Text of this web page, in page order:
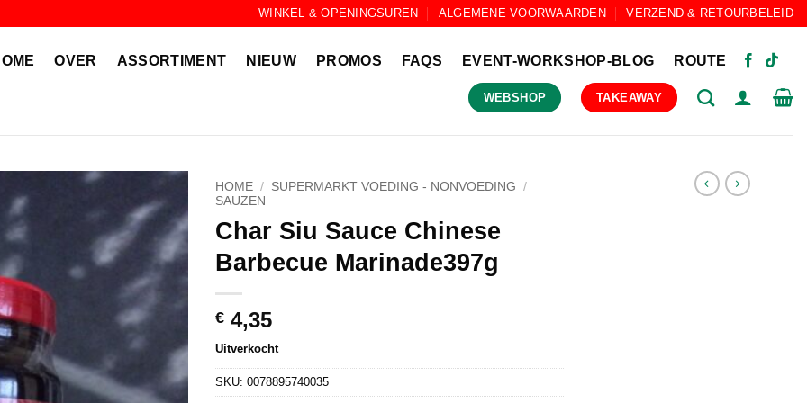
WINKEL & OPENINGSUREN ALGEMENE VOORWAARDEN VERZEND & RETOURBELEID
OVER ASSORTIMENT NIEUW PROMOS FAQS EVENT-WORKSHOP-BLOG ROUTE
WEBSHOP TAKEAWAY
HOME / SUPERMARKT VOEDING - NONVOEDING
/
SAUZEN
Char Siu Sauce Chinese
Barbecue Marinade397g
€ 4,35
Uitverkocht
SKU: 0078895740035